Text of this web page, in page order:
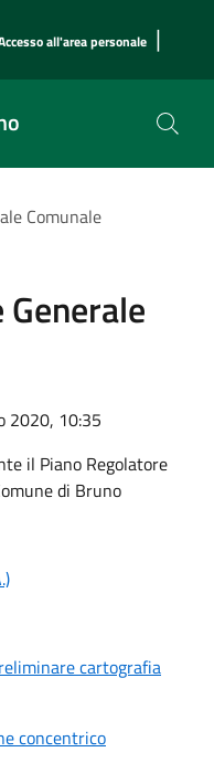
all'area personale |
Comunale
2020, 10:35
il Piano Regolatore
di Bruno
cartografia
concentrico